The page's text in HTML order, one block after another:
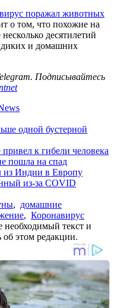
поражал животных
о том, что похожие на
десятилетий
диких и домашних
Подписывайтесь
одной бустерной
к гибели человека
пошла на спад
из Индии в Европу
из-за COVID
, домашние
, Коронавирус
текст и
этом редакции.